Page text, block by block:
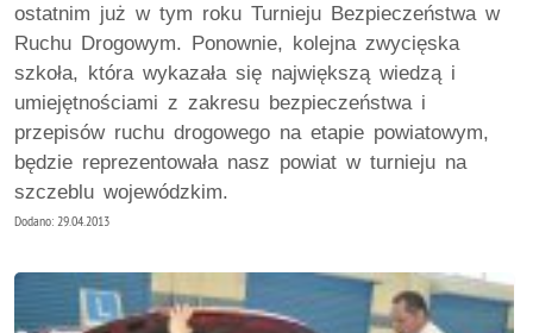
ostatnim już w tym roku Turnieju Bezpieczeństwa w
Ruchu Drogowym. Ponownie, kolejna zwycięska
szkoła, która wykazała się największą wiedzą i
umiejętnościami z zakresu bezpieczeństwa i
przepisów ruchu drogowego na etapie powiatowym,
będzie reprezentowała nasz powiat w turnieju na
szczeblu wojewódzkim.
Dodano: 29.04.2013